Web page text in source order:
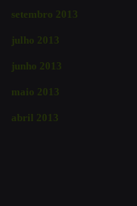
setembro 2013
julho 2013
junho 2013
maio 2013
abril 2013